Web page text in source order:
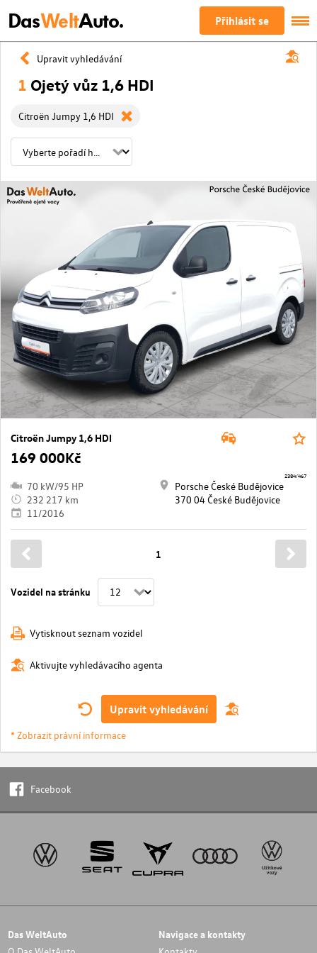
DasWeltAuto. Přihlásit se
Upravit vyhledávání
1 Ojetý vůz 1,6 HDI
Citroën Jumpy 1,6 HDI
Citroën Jumpy 1,6 HDI
169 000Kč
70 kW/95 HP
232 217 km
11/2016
Porsche České Budějovice
370 04 České Budějovice
2384/467
Vozidel na stránku
1
Vytisknout seznam vozidel
Aktivujte vyhledávacího agenta
Upravit vyhledávání
* Zobrazit právní informace
Facebook
Das WeltAuto Navigace a kontakty